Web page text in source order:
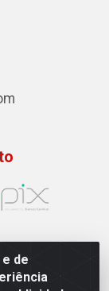
de
Qi 23, S/N,
230 - CNPJ